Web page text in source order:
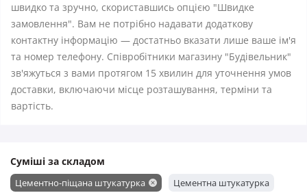
швидко та зручно, скориставшись опцією "Швидке
замовлення". Вам не потрібно надавати додаткову
контактну інформацію — достатньо вказати лише ваше ім'я
та номер телефону. Співробітники магазину "Будівельник"
зв'яжуться з вами протягом 15 хвилин для уточнення умов
доставки, включаючи місце розташування, терміни та
вартість.
Суміші за складом
Цементно-піщана штукатурка
Цементна штукатурка